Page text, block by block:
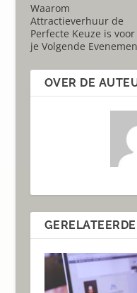
Waarom
Attractieverhuur de
Perfecte Keuze is voor
je Volgende
OVER DE